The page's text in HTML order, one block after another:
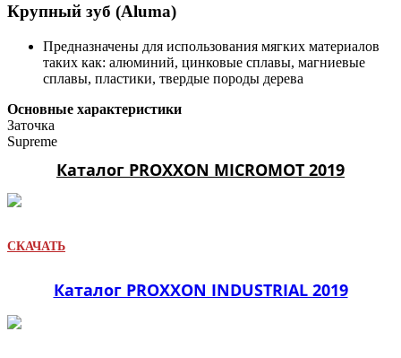
Крупный зуб (Aluma)
Предназначены для использования мягких материалов
таких как: алюминий, цинковые сплавы, магниевые
сплавы, пластики, твердые породы дерева
Основные характеристики
Заточка
Supreme
Каталог PROXXON MICROMOT 2019
СКАЧАТЬ
Каталог PROXXON INDUSTRIAL 2019